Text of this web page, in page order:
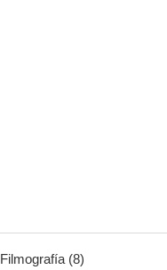
Filmografía (8)